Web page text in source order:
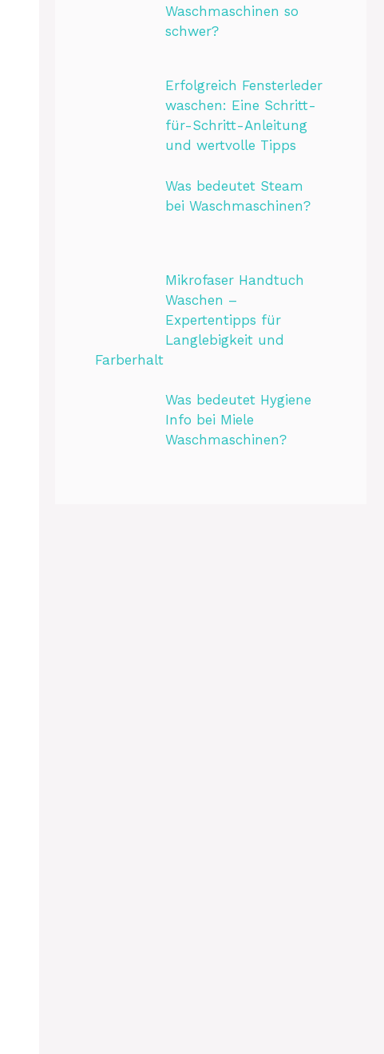
Waschmaschinen so
schwer?
Erfolgreich Fensterleder
waschen: Eine Schritt-
für-Schritt-Anleitung
und wertvolle Tipps
Was bedeutet Steam
bei Waschmaschinen?
Mikrofaser Handtuch
Waschen –
Expertentipps für
Langlebigkeit und
Farberhalt
Was bedeutet Hygiene
Info bei Miele
Waschmaschinen?